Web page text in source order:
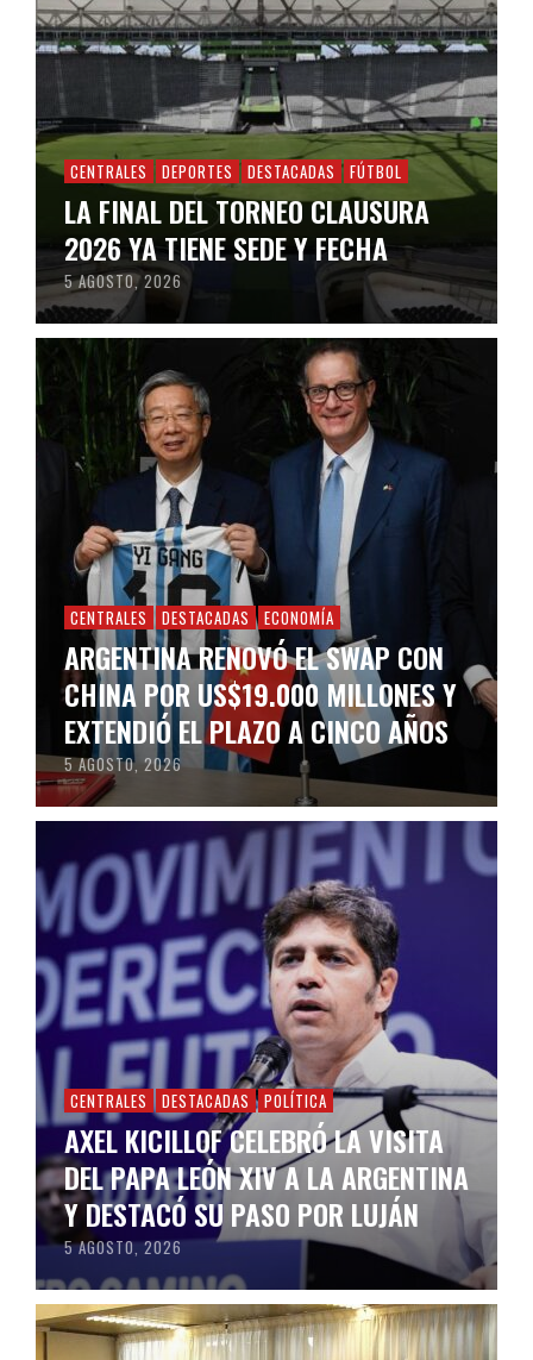
CENTRALES DEPORTES DESTACADAS FÚTBOL
LA FINAL DEL TORNEO CLAUSURA
2026 YA TIENE SEDE Y FECHA
5 AGOSTO, 2026
CENTRALES DESTACADAS ECONOMÍA
ARGENTINA RENOVÓ EL SWAP CON
CHINA POR US$19.000 MILLONES Y
EXTENDIÓ EL PLAZO A CINCO AÑOS
5 AGOSTO, 2026
CENTRALES DESTACADAS POLÍTICA
AXEL KICILLOF CELEBRÓ LA VISITA
DEL PAPA LEÓN XIV A LA ARGENTINA
Y DESTACÓ SU PASO POR LUJÁN
5 AGOSTO, 2026